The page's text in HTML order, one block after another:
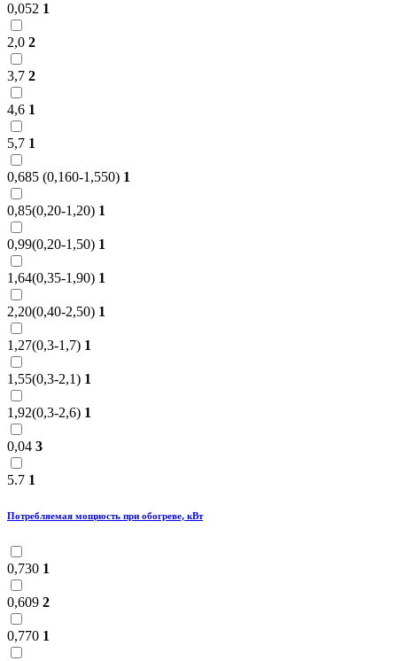
0,052 1
2,0 2
3,7 2
4,6 1
5,7 1
0,685 (0,160-1,550) 1
0,85(0,20-1,20) 1
0,99(0,20-1,50) 1
1,64(0,35-1,90) 1
2,20(0,40-2,50) 1
1,27(0,3-1,7) 1
1,55(0,3-2,1) 1
1,92(0,3-2,6) 1
0,04 3
5.7 1
Потребляемая мощность при обогреве, кВт
0,730 1
0,609 2
0,770 1